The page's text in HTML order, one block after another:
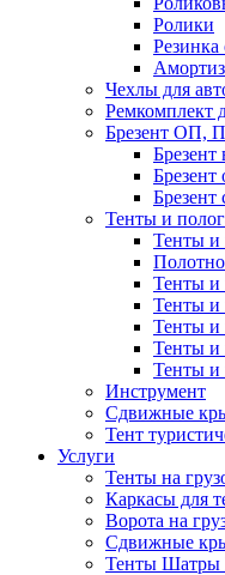
Ролики
Чехлы для
Ремкомплект
Брезент ОП,
Брезент
Брезент
Тенты и
Тенты и
Тенты и
Тенты и
Тенты и
Тенты и
Тенты и
Инструмент
Сдвижные
Тент
Услуги
Тенты на
Каркасы для
Ворота на
Сдвижные
Тенты Шатры